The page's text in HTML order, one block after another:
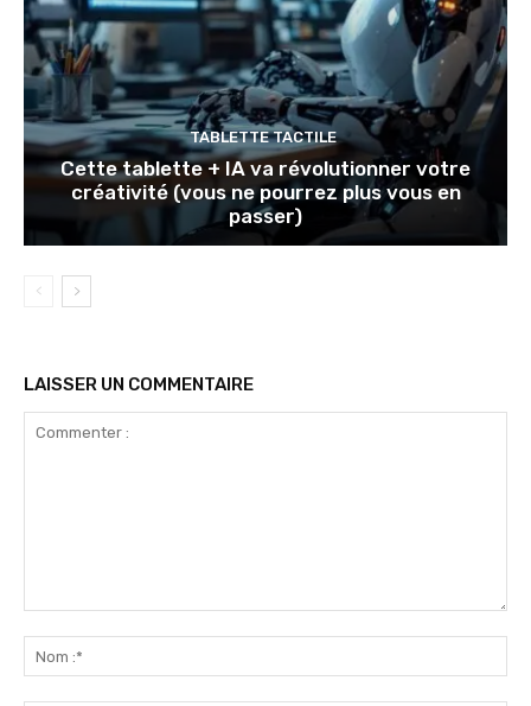
TABLETTE TACTILE
Cette tablette + IA va révolutionner votre
créativité (vous ne pourrez plus vous en
passer)
LAISSER UN COMMENTAIRE
:*